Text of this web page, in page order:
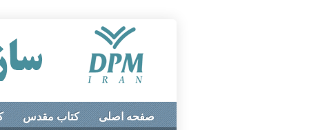
کتاب مقدس صفحه اصلی